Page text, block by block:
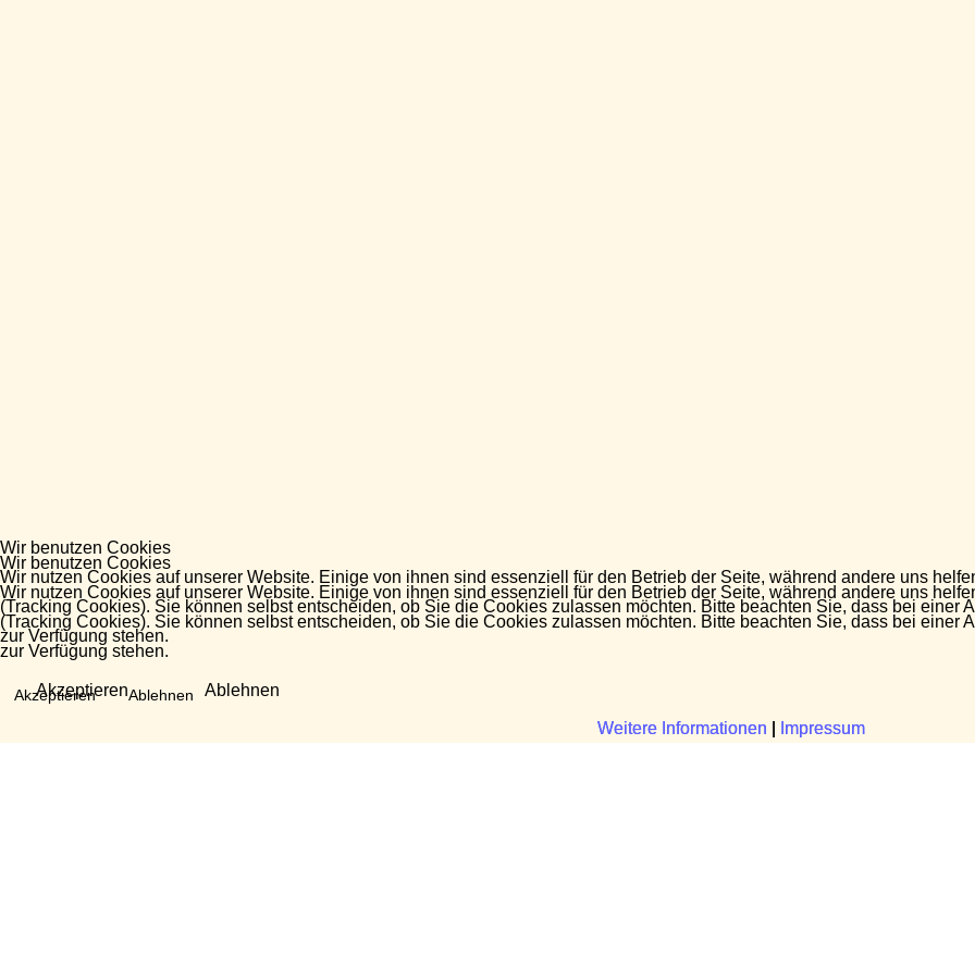
Wir benutzen Cookies
Wir nutzen Cookies auf unserer Website. Einige von ihnen sind essenziell für den Betrieb der Seite, während andere uns
(Tracking Cookies). Sie können selbst entscheiden, ob Sie die Cookies zulassen möchten. Bitte beachten Sie, dass bei
zur Verfügung stehen.
Akzeptieren Ablehnen
Weitere Informationen Impressum
Wir benutzen Cookies
Wir nutzen Cookies auf unserer Website. Einige von ihnen sind essenziell für den Betrieb der Seite, während andere uns
(Tracking Cookies). Sie können selbst entscheiden, ob Sie die Cookies zulassen möchten. Bitte beachten Sie, dass bei
zur Verfügung stehen.
Akzeptieren Ablehnen
Weitere Informationen Impressum